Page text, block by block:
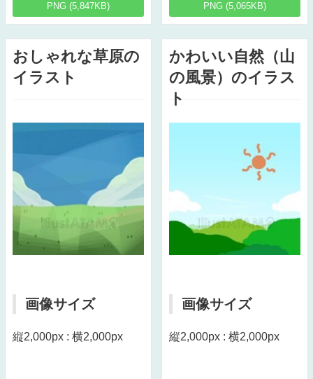
PNG (5,847KB) PNG (5,065KB)
おしゃれな草原の
イラスト
画像サイズ
縦2,000px : 横2,000px
かわいい自然（山
の風景）のイラス
ト
画像サイズ
縦2,000px : 横2,000px